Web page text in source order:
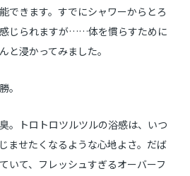
できます。すでにシャワーからとろ
じられますが……体を慣らすために
と浸かってみました。
。
。トロトロツルツルの浴感は、いつ
ませたくなるような心地よさ。だば
いて、フレッシュすぎるオーバーフ